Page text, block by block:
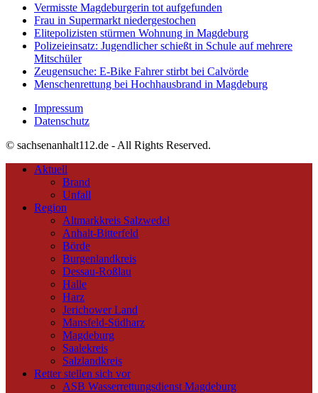
Vermisste Magdeburgerin tot aufgefunden
Frau in Supermarkt niedergestochen
Elitepolizisten stürmen Wohnung in Magdeburg
Polizeieinsatz: Jugendlicher schießt in Schule auf mehrere
Mitschüler
Zeugensuche: E-Bike Fahrer stirbt bei Calvörde
Menschenrettung bei Hochhausbrand in Magdeburg
Impressum
Datenschutz
© sachsenanhalt112.de - All Rights Reserved.
Aktuell
Brand
Unfall
Region
Altmarkkreis Salzwedel
Anhalt-Bitterfeld
Börde
Burgenlandkreis
Dessau-Roßlau
Halle
Harz
Jerichower Land
Mansfeld-Südharz
Magdeburg
Saalekreis
Salzlandkreis
Retter stellen sich vor
ASB Wasserrettungsdienst Magdeburg